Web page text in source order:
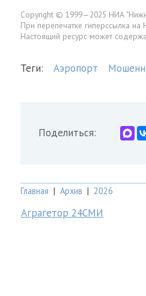
Copyright © 1999—2025 НИА
При перепечатке гиперссылка
Настоящий ресурс может
Теги: Аэропорт
Поделиться:
Главная | Архив | 2026
Аграгетор 24СМИ